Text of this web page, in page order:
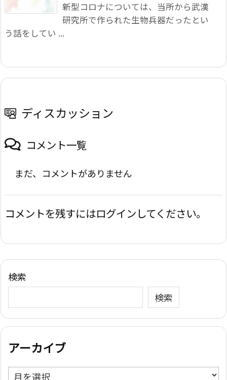
新型コロナについては、当所から武漢
研究所で作られた生物兵器だったとい
う話をしてい ...
ディスカッション
コメント一覧
まだ、コメントがありません
コメントを残すにはログインしてください。
検索
検索
アーカイブ
ア